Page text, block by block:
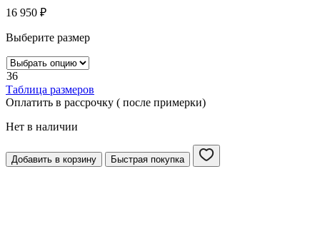
16 950 ₽
Выберите размер
36
Таблица размеров
Оплатить в рассрочку ( после примерки)
Нет в наличии
Добавить в корзину Быстрая покупка